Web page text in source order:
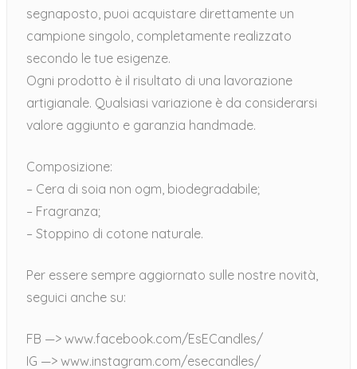
segnaposto, puoi acquistare direttamente un
campione singolo, completamente realizzato
secondo le tue esigenze.
Ogni prodotto è il risultato di una lavorazione
artigianale. Qualsiasi variazione è da considerarsi
valore aggiunto e garanzia handmade.
Composizione:
– Cera di soia non ogm, biodegradabile;
– Fragranza;
– Stoppino di cotone naturale.
Per essere sempre aggiornato sulle nostre novità,
seguici anche su:
FB —> www.facebook.com/EsECandles/
IG —> www.instagram.com/esecandles/